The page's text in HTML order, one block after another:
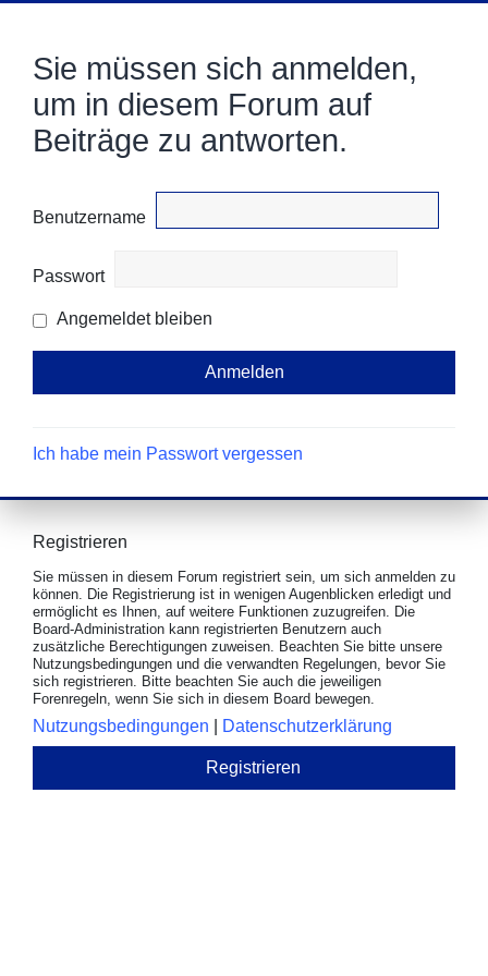
Sie müssen sich anmelden,
um in diesem Forum auf
Beiträge zu antworten.
Benutzername
Passwort
Angemeldet bleiben
Ich habe mein Passwort vergessen
Registrieren
Sie müssen in diesem Forum registriert sein, um sich anmelden zu
können. Die Registrierung ist in wenigen Augenblicken erledigt und
ermöglicht es Ihnen, auf weitere Funktionen zuzugreifen. Die
Board-Administration kann registrierten Benutzern auch
zusätzliche Berechtigungen zuweisen. Beachten Sie bitte unsere
Nutzungsbedingungen und die verwandten Regelungen, bevor Sie
sich registrieren. Bitte beachten Sie auch die jeweiligen
Forenregeln, wenn Sie sich in diesem Board bewegen.
Nutzungsbedingungen Datenschutzerklärung
Registrieren